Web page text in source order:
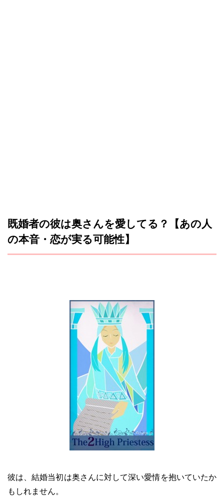
既婚者の彼は奥さんを愛してる？【あの人
の本音・恋が実る可能性】
彼は、結婚当初は奥さんに対して深い愛情を抱いていたか
もしれません。